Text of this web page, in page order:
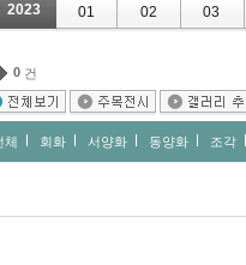
2023 01 02 03
0 건
체 회화 서양화 동양화 조각